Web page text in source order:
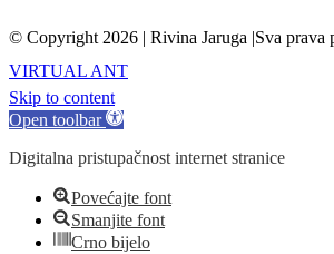
© Copyright 2026 | Rivina Jaruga |Sva prava
VIRTUAL ANT
Skip to content
Open toolbar
Digitalna pristupačnost internet stranice
Povećajte font
Smanjite font
Crno bijelo